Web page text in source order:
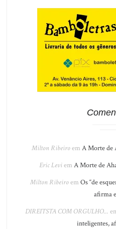
Milton Ribeiroem A Morte de
Eric Leviem A Morte de
Milton Ribeiroem Os “de
afirma
DIREITSTA COM ORGULHO...
inteligentes,